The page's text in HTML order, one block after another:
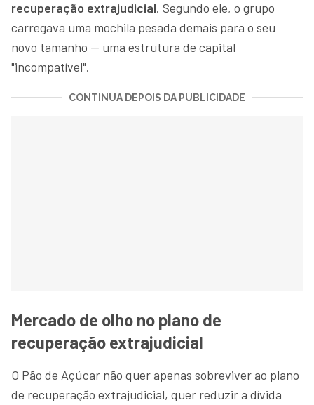
recuperação extrajudicial. Segundo ele, o grupo
carregava uma mochila pesada demais para o seu
novo tamanho — uma estrutura de capital
"incompatível".
CONTINUA DEPOIS DA PUBLICIDADE
Mercado de olho no plano de
recuperação extrajudicial
O Pão de Açúcar não quer apenas sobreviver ao plano
de recuperação extrajudicial, quer reduzir a dívida